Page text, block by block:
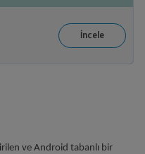
ve Android tabanlı bir